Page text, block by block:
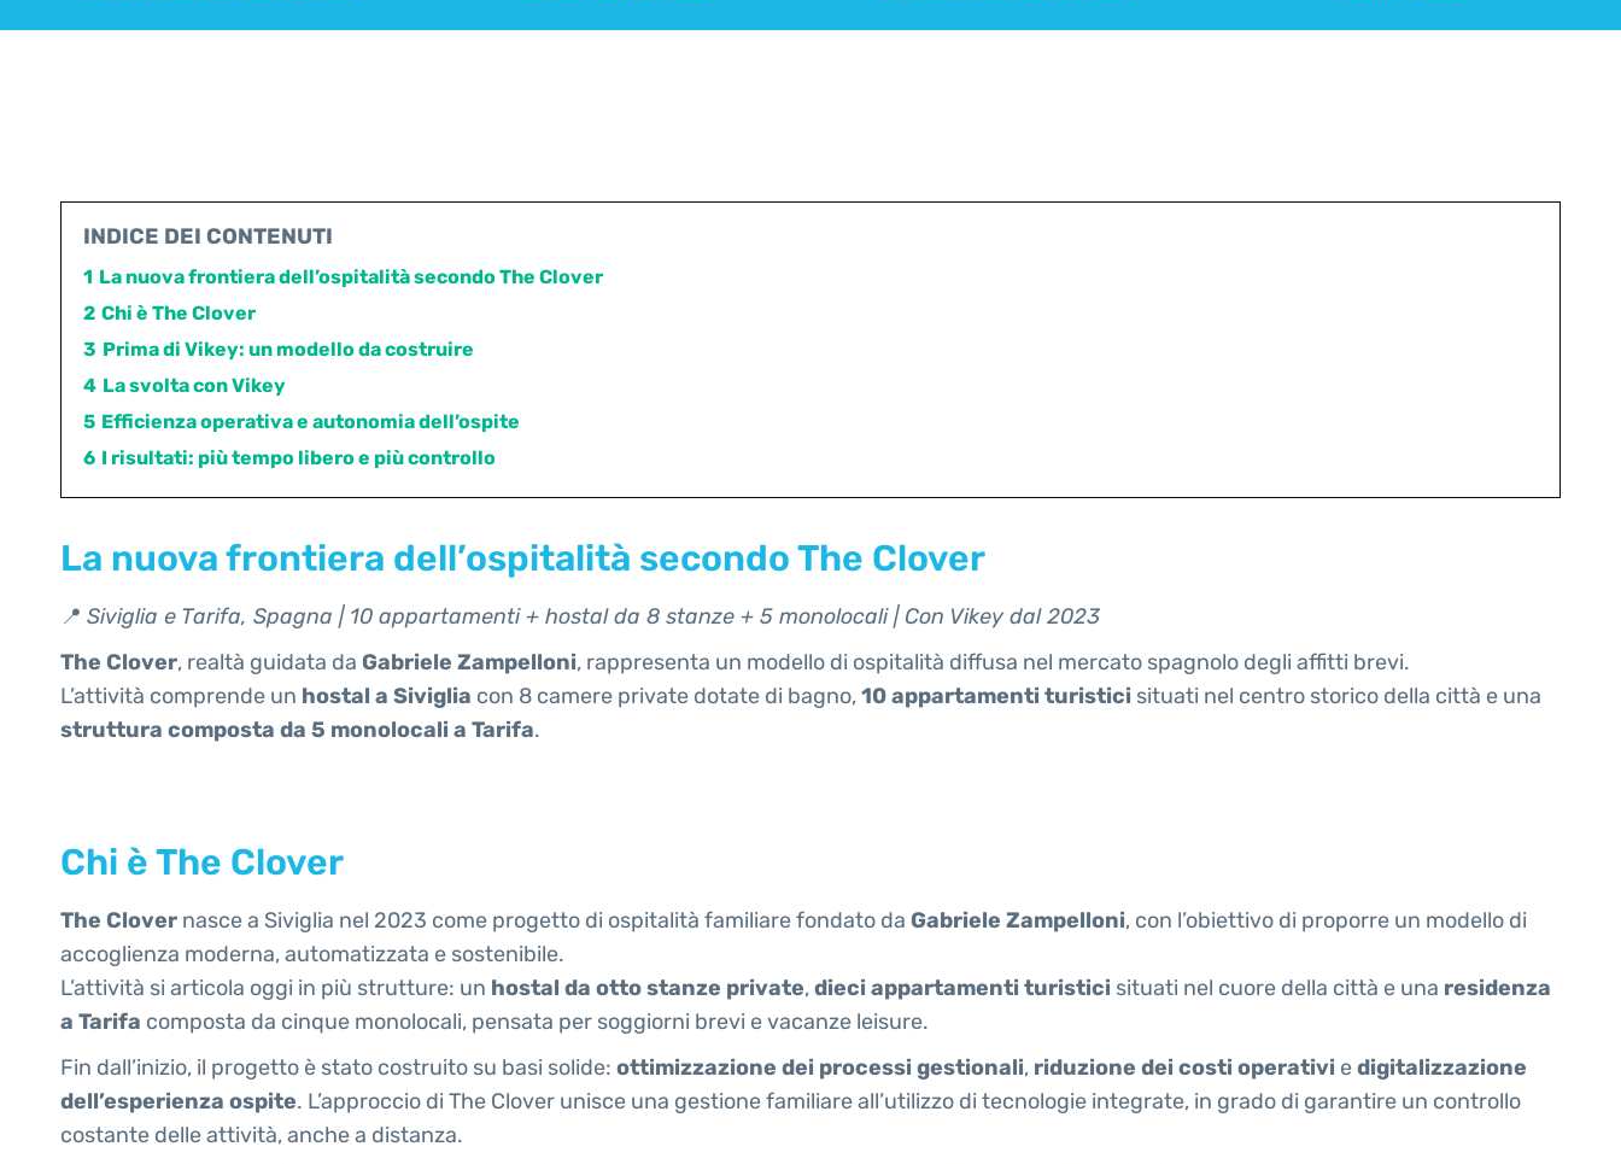
INDICE DEI CONTENUTI
1 La nuova frontiera dell’ospitalità secondo The Clover
2 Chi è The Clover
3 Prima di Vikey: un modello da costruire
4 La svolta con Vikey
5 Efficienza operativa e autonomia dell’ospite
6 I risultati: più tempo libero e più controllo
La nuova frontiera dell’ospitalità secondo The Clover
📍 Siviglia e Tarifa, Spagna | 10 appartamenti + hostal da 8 stanze + 5 monolocali | Con Vikey dal 2023
The Clover, realtà guidata da Gabriele Zampelloni, rappresenta un modello di ospitalità diffusa nel mercato spagnolo degli affitti brevi.
L’attività comprende un hostal a Siviglia con 8 camere private dotate di bagno,10 appartamenti turistici situati nel centro storico della città e una
struttura composta da 5 monolocali a Tarifa.
Chi è The Clover
The Clover nasce a Siviglia nel 2023 come progetto di ospitalità familiare fondato da Gabriele Zampelloni, con l’obiettivo di proporre un modello di
accoglienza moderna, automatizzata e sostenibile.
L’attività si articola oggi in più strutture: un hostal da otto stanze private,dieci appartamenti turistici situati nel cuore della città e una residenza
a Tarifa composta da cinque monolocali, pensata per soggiorni brevi e vacanze leisure.
Fin dall’inizio, il progetto è stato costruito su basi solide: ottimizzazione dei processi gestionali, riduzione dei costi operativi edigitalizzazione
dell’esperienza ospite. L’approccio di The Clover unisce una gestione familiare all’utilizzo di tecnologie integrate, in grado di garantire un controllo
costante delle attività, anche a distanza.